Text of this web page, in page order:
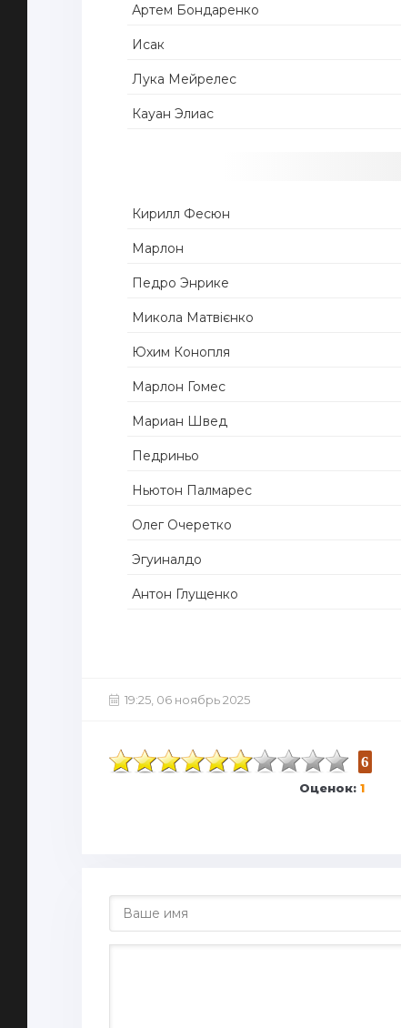
Артем Бондаренко
Исак
Лука Мейрелес
Кауан Элиас
Кирилл Фесюн
Марлон
Педро Энрике
Микола Матвієнко
Юхим Конопля
Марлон Гомес
Мариан Швед
Педриньо
Ньютон Палмарес
Олег Очеретко
Эгуиналдо
Антон Глущенко
19:25, 06 ноябрь 2025
6
Оценок: 1